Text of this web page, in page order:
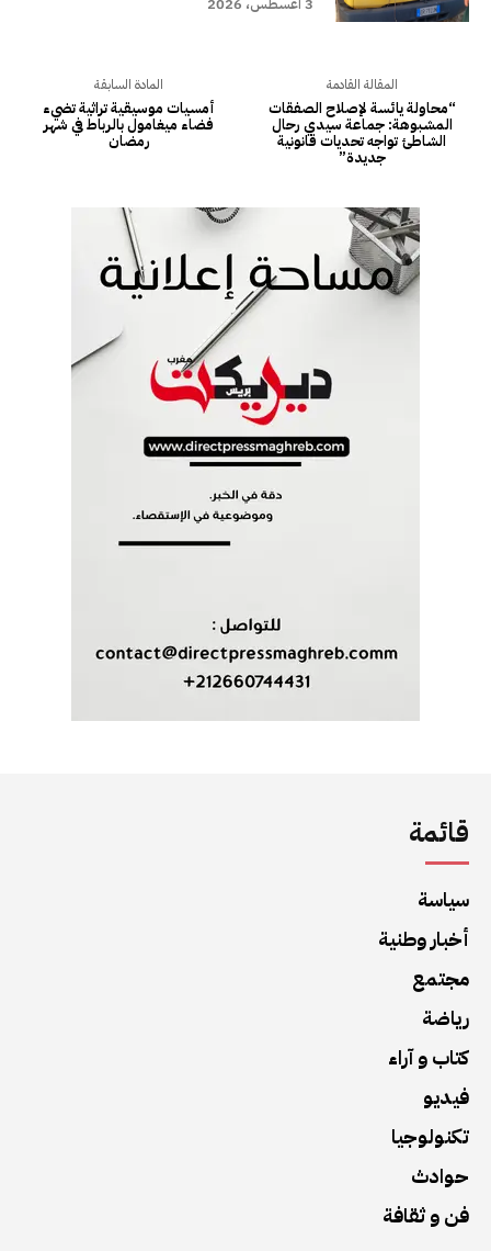
قائمة
سياسة
أخبار وطنية
مجتمع
رياضة
كتاب و آراء
فيديو
تكنولوجيا
حوادث
فن و ثقافة